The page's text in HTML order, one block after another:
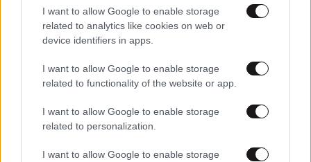
I want to allow Google to enable storage
related to analytics like cookies on web or
device identifiers in apps.
I want to allow Google to enable storage
related to functionality of the website or app.
I want to allow Google to enable storage
related to personalization.
I want to allow Google to enable storage
ΚΟΣΜΟΣ 07·08·2026 23:03